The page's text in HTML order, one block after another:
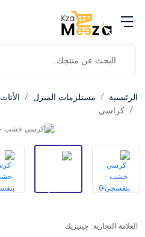
الرئيسية مستلزمات المنزل الأثاث
كراسي
العلامة التجارية: جينيريك